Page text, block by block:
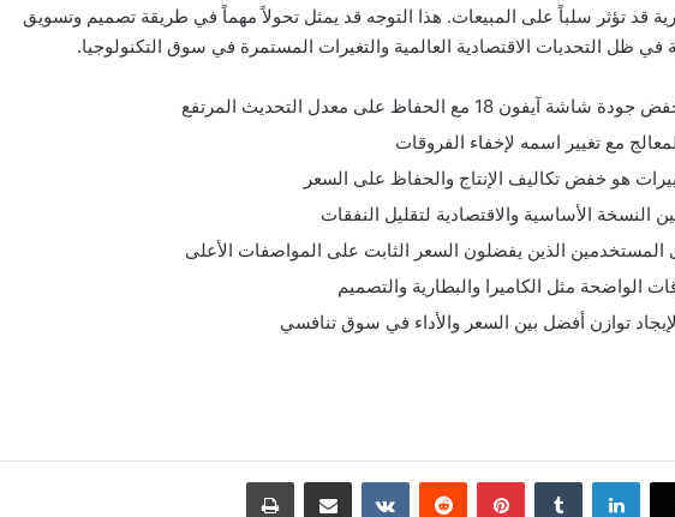
قد تؤثر سلباً على المبيعات. هذا التوجه قد يمثل تحولاً مهماً في طريقة تصميم وتسويق
ظل التحديات الاقتصادية العالمية والتغيرات المستمرة في سوق التكنولوجيا.
مع الحفاظ على معدل التحديث المرتفع
مع تغيير اسمه لإخفاء الفروقات
هو خفض تكاليف الإنتاج والحفاظ على السعر
النسخة الأساسية والاقتصادية لتقليل النفقات
المستخدمين الذين يفضلون السعر الثابت على المواصفات الأعلى
الواضحة مثل الكاميرا والبطارية والتصميم
توازن أفضل بين السعر والأداء في سوق تنافسي
لينكدإن بينتيريست مشاركة عبر البريد طباعة